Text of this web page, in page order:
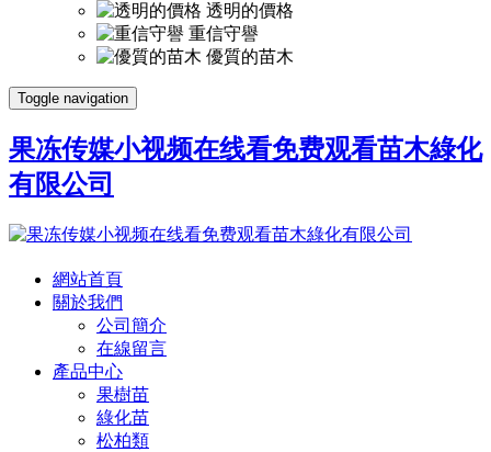
透明的價格
重信守譽
優質的苗木
Toggle navigation
果冻传媒小视频在线看免费观看苗木綠化
有限公司
網站首頁
關於我們
公司簡介
在線留言
產品中心
果樹苗
綠化苗
松柏類